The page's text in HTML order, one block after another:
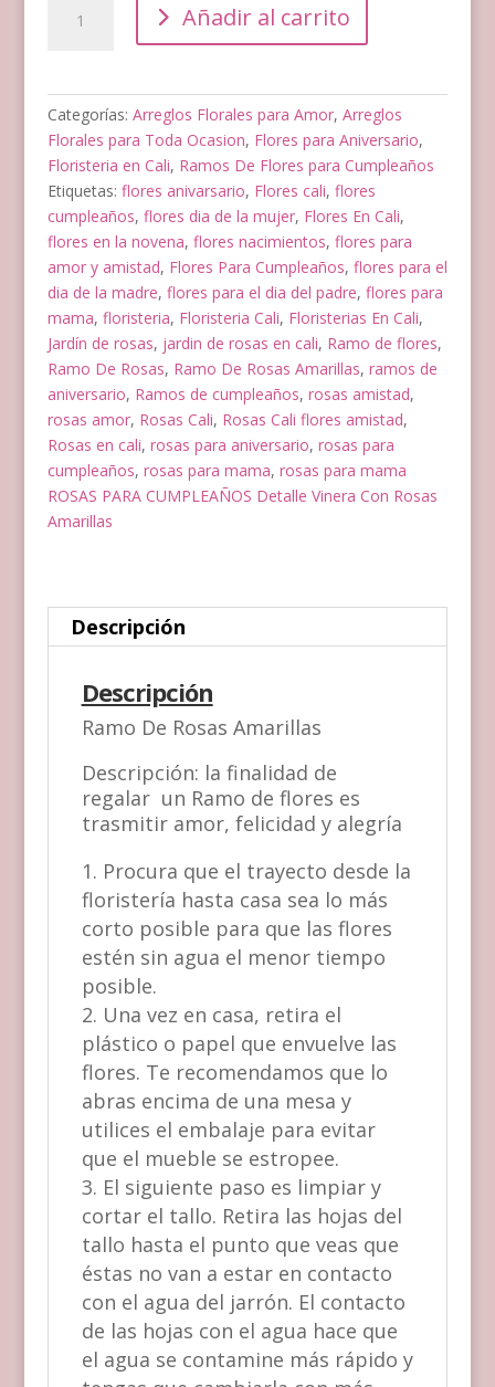
Hombres
cantidad
Añadir al carrito
Categorías: Arreglos Florales para Amor, Arreglos
Florales para Toda Ocasion, Flores para Aniversario,
Floristeria en Cali, Ramos De Flores para Cumpleaños
Etiquetas: flores anivarsario, Flores cali, flores
cumpleaños, flores dia de la mujer, Flores En Cali,
flores en la novena, flores nacimientos, flores para
amor y amistad, Flores Para Cumpleaños, flores para el
dia de la madre, flores para el dia del padre, flores para
mama, floristeria, Floristeria Cali, Floristerias En Cali,
Jardín de rosas, jardin de rosas en cali, Ramo de flores,
Ramo De Rosas, Ramo De Rosas Amarillas, ramos de
aniversario, Ramos de cumpleaños, rosas amistad,
rosas amor, Rosas Cali, Rosas Cali flores amistad,
Rosas en cali, rosas para aniversario, rosas para
cumpleaños, rosas para mama, rosas para mama
ROSAS PARA CUMPLEAÑOS Detalle Vinera Con Rosas
Amarillas
Descripción
Descripción
Ramo De Rosas Amarillas
Descripción: la finalidad de
regalar un Ramo de flores es
trasmitir amor, felicidad y alegría
Procura que el trayecto desde la
floristería hasta casa sea lo más
corto posible para que las flores
estén sin agua el menor tiempo
posible.
Una vez en casa, retira el
plástico o papel que envuelve las
flores. Te recomendamos que lo
abras encima de una mesa y
utilices el embalaje para evitar
que el mueble se estropee.
El siguiente paso es limpiar y
cortar el tallo. Retira las hojas del
tallo hasta el punto que veas que
éstas no van a estar en contacto
con el agua del jarrón. El contacto
de las hojas con el agua hace que
el agua se contamine más rápido y